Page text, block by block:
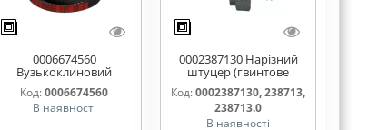
0006674560
Вузькоклиновий
зубчастий
вентиляторний ремінь
Код:0006674560
В наявності
0002387130 Нарізний
штуцер (гвинтове
з'єднання)
Код:0002387130, 238713,
238713.0
В наявності